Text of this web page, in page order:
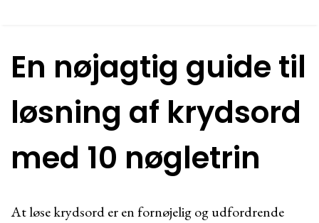
En nøjagtig guide til
løsning af krydsord
med 10 nøgletrin
At løse krydsord er en fornøjelig og udfordrende